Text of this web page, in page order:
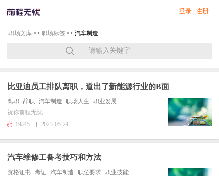
登录 | 注册
职场文库 >> 职场标签 >> 汽车制造
比亚迪员工排队离职，道出了新能源行业的B面
离职 辞职 汽车制造 职场人生
职业发展
祝你前程无忧
19845
2023-05-29
汽车维修工备考技巧和方法
资格证书 考证 汽车制造 职位要求 职业技能